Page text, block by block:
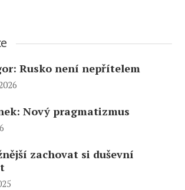
Rusko není nepřítelem
Nový pragmatizmus
zachovat si duševní